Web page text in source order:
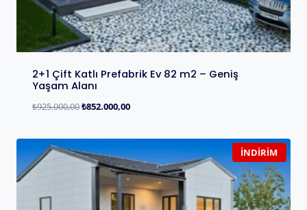
2+1 Çift Katlı Prefabrik Ev 82 m2 – Geniş
Yaşam Alanı
₺925.000,00₺852.000,00
İNDIRIM